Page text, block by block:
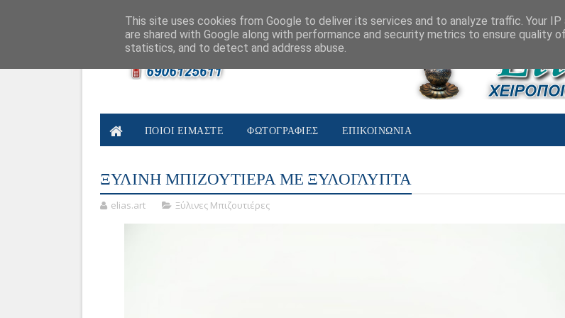
ΠΟΙΟΙ ΕΙΜΑΣΤΕ ΦΩΤΟΓΡΑΦΙΕΣ ΕΠΙΚΟΙΝΩΝΙΑ
ΞΥΛΙΝΗ ΜΠΙΖΟΥΤΙΕΡΑ ΜΕ ΞΥΛΟΓΛΥΠΤΑ
elias.art Ξύλινες Μπιζουτιέρες
This site uses cookies from Google to deliver its services and to analyze traffic. Your IP
are shared with Google along with performance and security metrics to ensure quality
statistics, and to detect and address abuse.